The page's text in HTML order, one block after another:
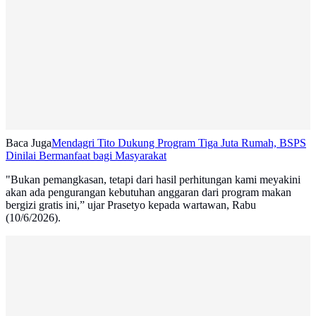
Baca JugaMendagri Tito Dukung Program Tiga Juta Rumah, BSPS
Dinilai Bermanfaat bagi Masyarakat
"Bukan pemangkasan, tetapi dari hasil perhitungan kami meyakini
akan ada pengurangan kebutuhan anggaran dari program makan
bergizi gratis ini,” ujar Prasetyo kepada wartawan, Rabu
(10/6/2026).